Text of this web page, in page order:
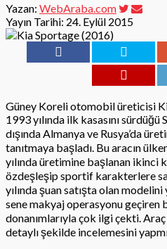
Yazan: WebAraba.com
Yayın Tarihi: 24. Eylül 2015
Güney Koreli otomobil üreticisi
1993 yılında ilk kasasını
dışında Almanya ve Rusya’da
tanıtmaya başladı. Bu aracın
yılında üretimine başlanan ikinci
özdeşleşip sportif karakterlere
yılında şuan satışta olan
sene makyaj operasyonu geçiren
donanımlarıyla çok ilgi çekti.
detaylı şekilde incelemesini